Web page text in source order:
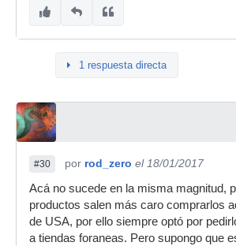
1 respuesta directa
#30 por rod_zero el 18/01/2017
Acá no sucede en la misma magnitud,
productos salen más caro comprarlos
de USA, por ello siempre optó por
a tiendas foraneas. Pero supongo que